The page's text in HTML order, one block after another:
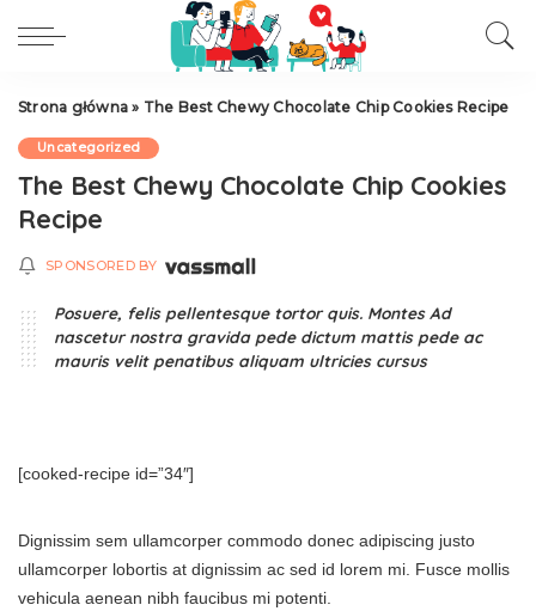
Strona główna » The Best Chewy Chocolate Chip Cookies Recipe
Uncategorized
The Best Chewy Chocolate Chip Cookies
Recipe
SPONSORED BY
Posuere, felis pellentesque tortor quis. Montes Ad
nascetur nostra gravida pede dictum mattis pede ac
mauris velit penatibus aliquam ultricies cursus
[cooked-recipe id=”34″]
Dignissim sem ullamcorper commodo donec adipiscing justo
ullamcorper lobortis at dignissim ac sed id lorem mi. Fusce mollis
vehicula aenean nibh faucibus mi potenti.